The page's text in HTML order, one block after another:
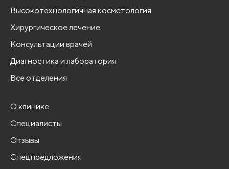
Высокотехнологичная косметология
Хирургическое лечение
Консультации врачей
Диагностика и лаборатория
Все отделения
О клинике
Специалисты
Отзывы
Спецпредложения